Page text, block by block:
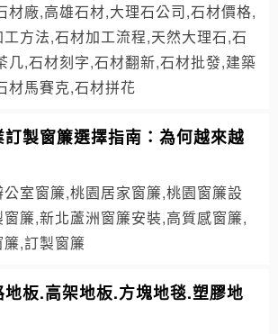
材廠,高雄石材,大理石公司,石材價格,
方法,石材加工流程,天然大理石,石
几,石材刻字,石材翻新,石材批發,建築
材馬賽克,石材拼花
製窗簾選擇指南：為何越來越
室窗簾,桃園居家窗簾,桃園窗簾設
簾,新北蘆洲窗簾安裝,高質感窗簾,
,訂製窗簾
板.高架地板.方塊地毯.塑膠地